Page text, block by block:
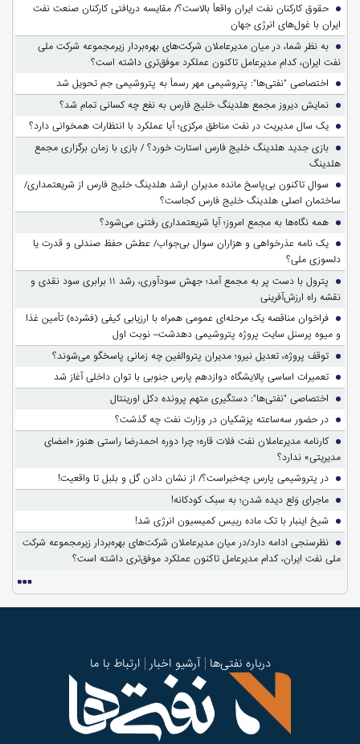
حقوق کارکنان نفت ایران واقعاً بالاست؟/ مقایسه دریافتی کارکنان صنعت نفت
ایران با غول‌های انرژی جهان
به نظر شما، در میان مدیرعاملان شرکت‌های بهره‌بردار زیرمجموعه شرکت ملی
نفت ایران، کدام مدیرعامل تاکنون عملکرد موفق‌تری داشته است؟
اختصاصی "نفتی‌ها": پتروشیمی مهر رسماً به پتروشیمی جم تحویل شد
نمایش دیروز مجمع هلدینگ خلیج فارس به نفع چه کسانی تمام شد؟
یک سال مدیریت در نفت مناطق مرکزی؛ آیا عملکرد با انتظارات همخوانی دارد؟
بازی جدید هلدینگ خلیج فارس استارت خورد؟ / بازی با زمان برگزاری مجمع
هلدینگ
سوالِ تاکنون بی‌پاسخ مانده مدیران ارشد هلدینگ خلیج فارس از شریعتمداری/
ساختمان اصلی هلدینگ خلیج فارس کجاست؟
همه نگاه‌ها به مجمع امروز؛ آیا شریعتمداری رفتنی می‌شود؟
یک نامه عذرخواهی و هزاران سوال بی‌جواب/ عطش حفظ صندلی و قدرت یا
دلسوزی ملی؟
پترول با دست پر به مجمع آمد؛ جهش سودآوری، رشد ۱۱ برابری سود نقدی و
نقشه راه ارزش‌آفرینی
فراخوان مناقصه یک مرحله‌ای عمومی همراه با ارزیابی کیفی (فشرده) تأمین غذا
و میوه پرسنل سایت پروژه پتروشیمی دهدشت– نوبت اول
توقف پروژه، تعدیل نیرو؛ مدیران پتروالفین چه زمانی پاسخگو می‌شوند؟
تعمیرات اساسی پالایشگاه دوازدهم پارس جنوبی با توان داخلی آغاز شد
اختصاصی "نفتی‌ها": دستگیری متهم پرونده دکل اورینتال
در حضور سه‌ساعته پزشکیان در وزارت نفت چه گذشت؟
کارنامه مدیرعاملان نفت فلات قاره؛ چرا دوره احمدرضا راستی هنوز «امضای
مدیریتی» ندارد؟
در پتروشیمی پارس چه‌خبراست؟/ از نشان دادن گل و بلبل تا واقعیت!
ماجرای وَلع دیده شدن؛ به سبک کودکانه!
شیخ اینبار با تک ماده رییس کمیسیون انرژی شد!
نظرسنجی ادامه دارد/در میان مدیرعاملان شرکت‌های بهره‌بردار زیرمجموعه شرکت
ملی نفت ایران، کدام مدیرعامل تاکنون عملکرد موفق‌تری داشته است؟
درباره نفتی‌ها آرشیو اخبار ارتباط با ما